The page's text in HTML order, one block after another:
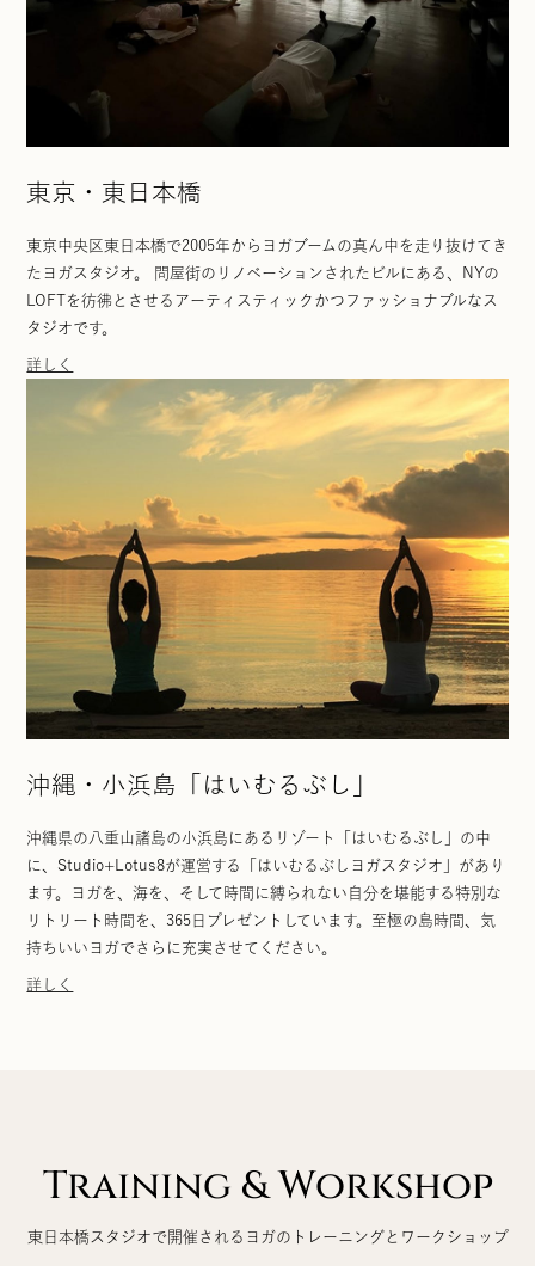
東京・東日本橋
東京中央区東日本橋で2005年からヨガブームの真ん中を走り抜けてき
たヨガスタジオ。 問屋街のリノベーションされたビルにある、NYの
LOFTを彷彿とさせるアーティスティックかつファッショナブルなス
タジオです。
詳しく
沖縄・小浜島「はいむるぶし」
沖縄県の八重山諸島の小浜島にあるリゾート「はいむるぶし」の中
に、Studio+Lotus8が運営する「はいむるぶしヨガスタジオ」があり
ます。ヨガを、海を、そして時間に縛られない自分を堪能する特別な
リトリート時間を、365日プレゼントしています。至極の島時間、気
持ちいいヨガでさらに充実させてください。
詳しく
Training & Workshop
東日本橋スタジオで開催されるヨガのトレーニングとワークショップ